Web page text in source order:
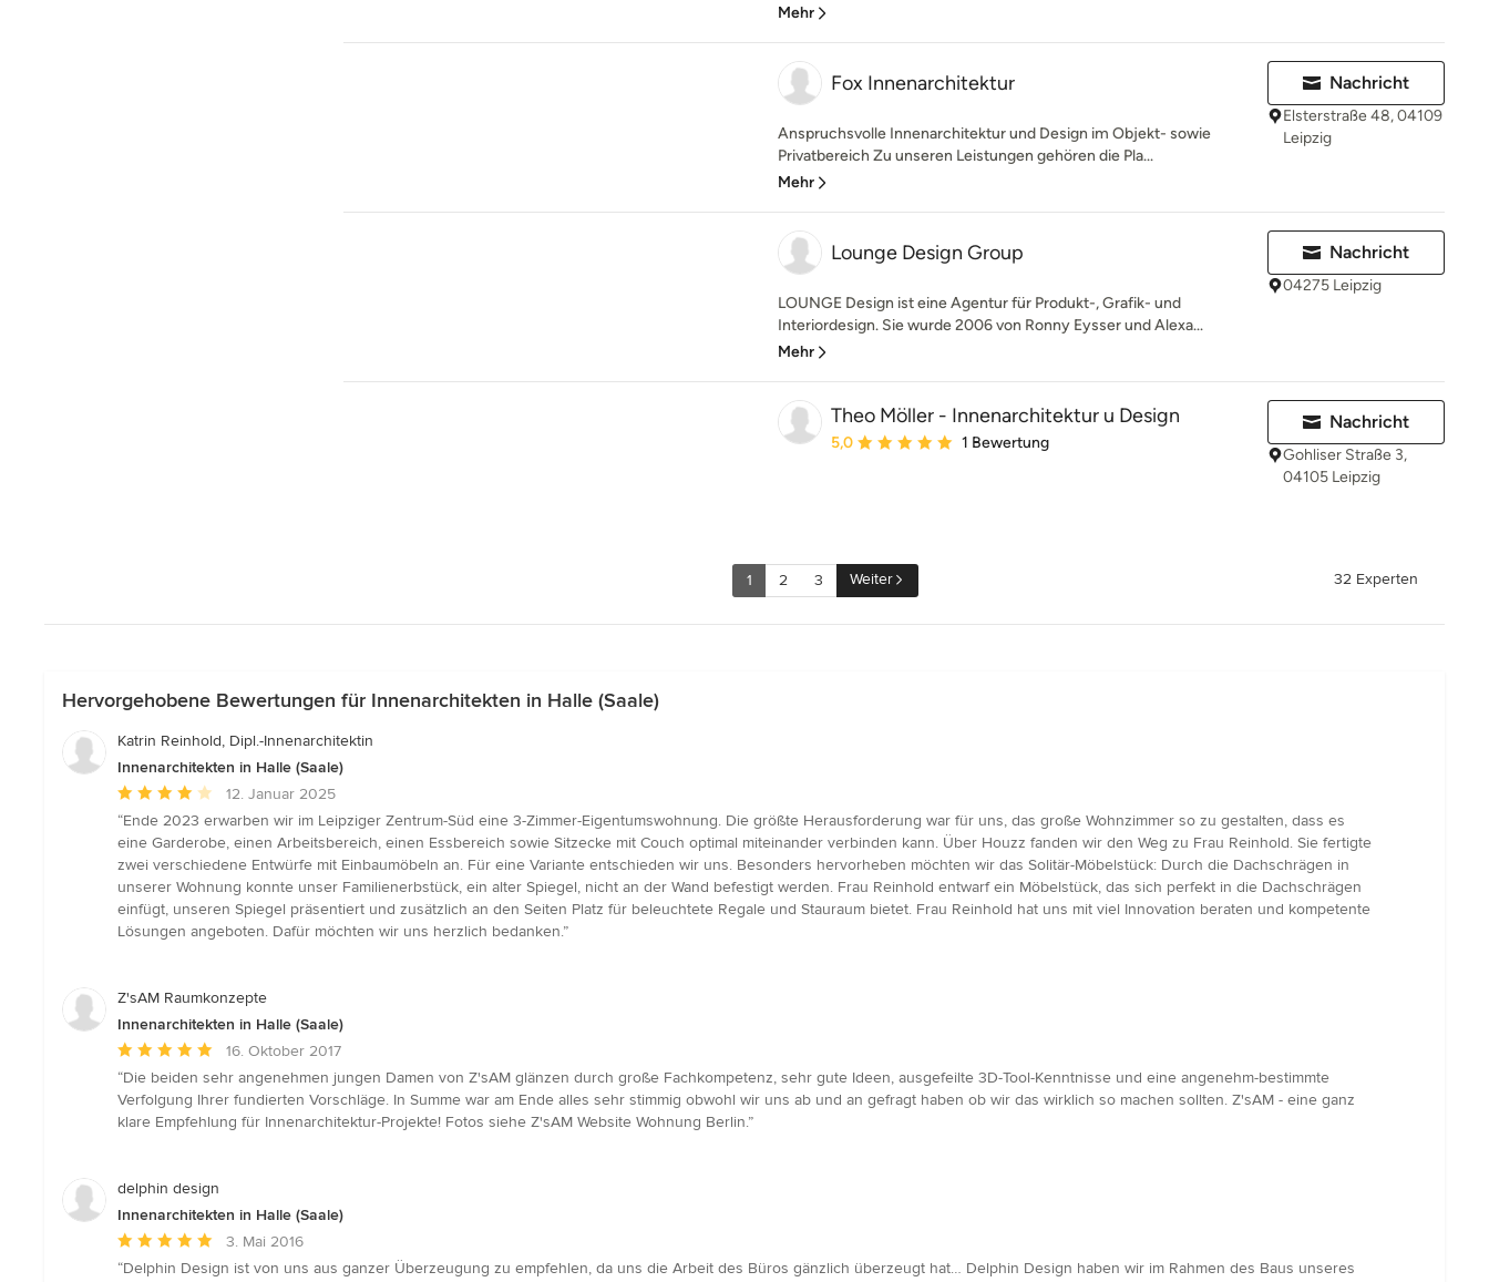
Mehr
Fox Innenarchitektur
Anspruchsvolle Innenarchitektur und Design im Objekt- sowie
Privatbereich Zu unseren Leistungen gehören die Pla...
Mehr
Nachricht
Elsterstraße 48, 04109
Leipzig
Lounge Design Group
LOUNGE Design ist eine Agentur für Produkt-, Grafik- und
Interiordesign. Sie wurde 2006 von Ronny Eysser und Alexa...
Mehr
Nachricht
04275 Leipzig
Theo Möller - Innenarchitektur u Design
Durchschnittliche Bewertung: 5 von 5 Sternen
5,0 1 Bewertung
Nachricht
Gohliser Straße 3,
04105 Leipzig
1 2 3 Weiter 32 Experten
Hervorgehobene Bewertungen für Innenarchitekten in Halle (Saale)
Katrin Reinhold, Dipl.-Innenarchitektin
Innenarchitekten in Halle (Saale)
Durchschnittliche
Bewertung:
4
von
5
Sternen
12. Januar 2025
“Ende 2023 erwarben wir im Leipziger Zentrum-Süd eine 3-Zimmer-Eigentumswohnung. Die größte Herausforderung war für uns, das große Wohnzimmer so zu gestalten, dass es
eine Garderobe, einen Arbeitsbereich, einen Essbereich sowie Sitzecke mit Couch optimal miteinander verbinden kann. Über Houzz fanden wir den Weg zu Frau Reinhold. Sie fertigte
zwei verschiedene Entwürfe mit Einbaumöbeln an. Für eine Variante entschieden wir uns. Besonders hervorheben möchten wir das Solitär-Möbelstück: Durch die Dachschrägen in
unserer Wohnung konnte unser Familienerbstück, ein alter Spiegel, nicht an der Wand befestigt werden. Frau Reinhold entwarf ein Möbelstück, das sich perfekt in die Dachschrägen
einfügt, unseren Spiegel präsentiert und zusätzlich an den Seiten Platz für beleuchtete Regale und Stauraum bietet. Frau Reinhold hat uns mit viel Innovation beraten und kompetente
Lösungen angeboten. Dafür möchten wir uns herzlich bedanken.”
Z'sAM Raumkonzepte
Innenarchitekten in Halle (Saale)
Durchschnittliche
Bewertung:
5
von
16. Oktober 2017
“Die beiden sehr angenehmen jungen Damen von Z'sAM glänzen durch große Fachkompetenz, sehr gute Ideen, ausgefeilte 3D-Tool-Kenntnisse und eine angenehm-bestimmte
Verfolgung Ihrer fundierten Vorschläge. In Summe war am Ende alles sehr stimmig obwohl wir uns ab und an gefragt haben ob wir das wirklich so machen sollten. Z'sAM - eine ganz
klare Empfehlung für Innenarchitektur-Projekte! Fotos siehe Z'sAM Website Wohnung Berlin.”
delphin design
Innenarchitekten in Halle (Saale)
Durchschnittliche
Bewertung:
3. Mai 2016
“Delphin Design ist von uns aus ganzer Überzeugung zu empfehlen, da uns die Arbeit des Büros gänzlich überzeugt hat… Delphin Design haben wir im Rahmen des Baus unseres